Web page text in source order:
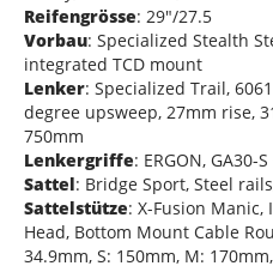
Reifengrösse: 29"/27.5
Vorbau: Specialized Stealth
integrated TCD mount
Lenker: Specialized Trail,
degree upsweep, 27mm rise,
750mm
Lenkergriffe: ERGON, GA30-
Sattel: Bridge Sport, Steel
Sattelstütze: X-Fusion
Head, Bottom Mount Cable
34.9mm, S: 150mm, M: